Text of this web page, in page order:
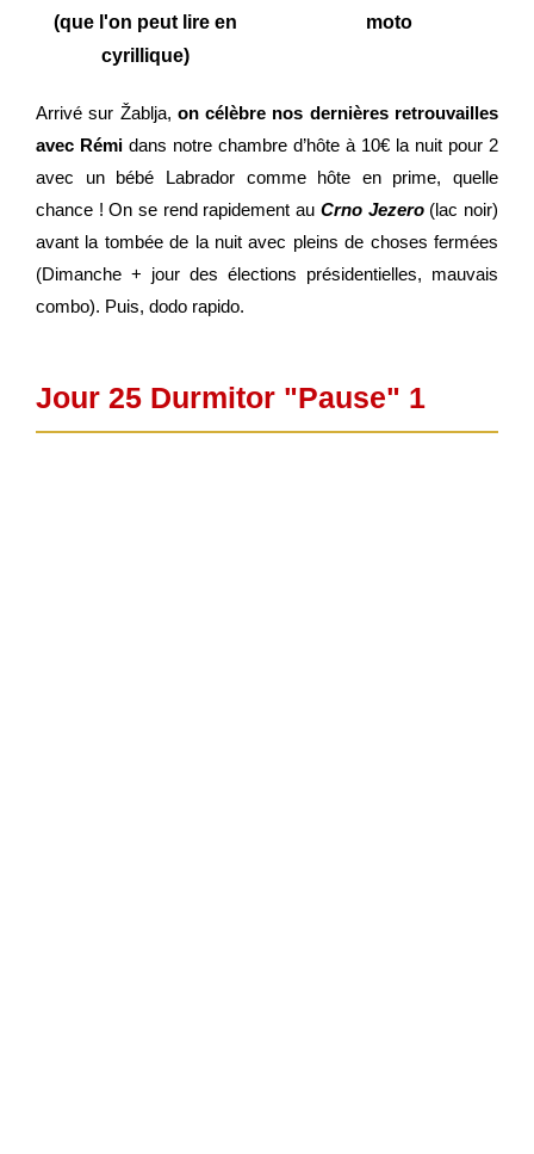
(que l'on peut lire en
cyrillique)
moto
Arrivé sur Žablja, on célèbre nos dernières retrouvailles
avec Rémi dans notre chambre d’hôte à 10€ la nuit pour 2
avec un bébé Labrador comme hôte en prime, quelle
chance ! On se rend rapidement au Crno Jezero(lac noir)
avant la tombée de la nuit avec pleins de choses fermées
(Dimanche + jour des élections présidentielles, mauvais
combo). Puis, dodo rapido.
Jour 25 Durmitor "Pause" 1​